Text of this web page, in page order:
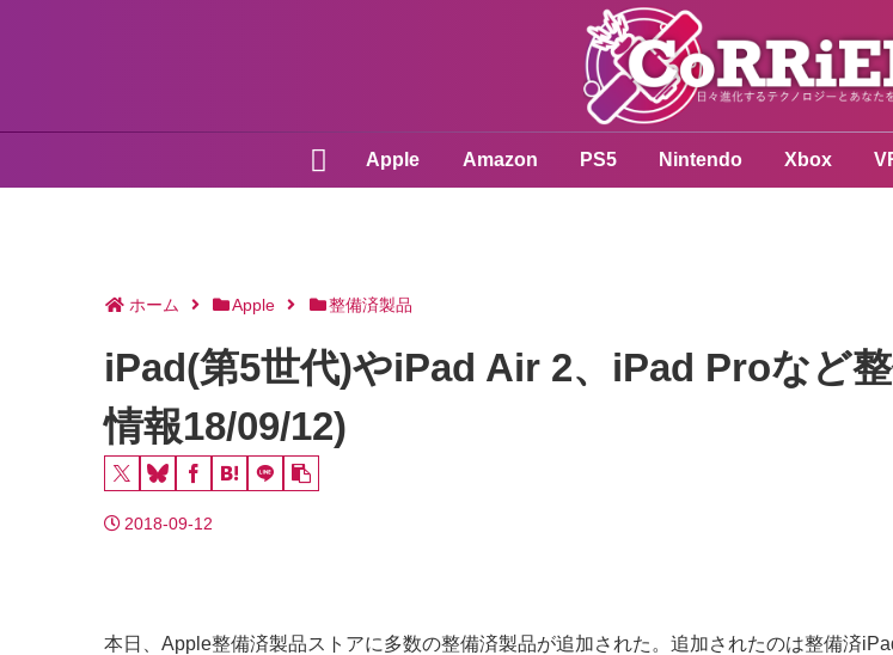
Apple Amazon PS5 Nintendo Xbox
ホーム Apple 整備済製品
iPad(第5世代)やiPad Air 2、iPad Proなど
情報18/09/12)
2018-09-12
本日、Apple整備済製品ストアに多数の整備済製品が追加された。追加されたのは整備済